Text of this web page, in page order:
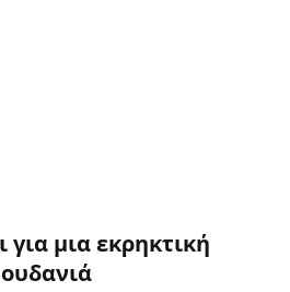
για μια εκρηκτική